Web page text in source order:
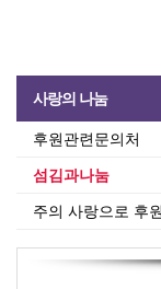
사랑의 나눔
후원관련문의처
섬김과나눔
주의 사랑으로 후